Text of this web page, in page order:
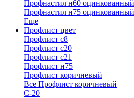
Профнастил н60 оцинкованный
Профнастил н75 оцинкованный
Еще
Профлист цвет
Профлист с8
Профлист с20
Профлист с21
Профлист н75
Профлист коричневый
Все Профлист коричневый
С-20